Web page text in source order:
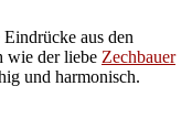
aus den
wie der liebe Zechbauer
und harmonisch.